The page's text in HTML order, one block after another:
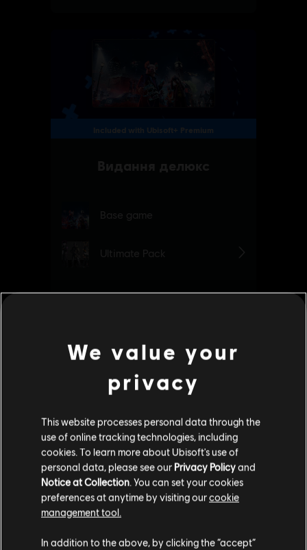
Additional content for Watch Dogs
LegionГадаємо, ваша країна —
Америки.
We value your
privacy
This website processes personal data through the
use of online tracking technologies, including
cookies. To learn more about Ubisoft's use of
personal data, please see our Privacy Policyand
Notice at Collection . You can set your cookies
preferences at anytime by visiting ourcookie
management tool.
In addition to the above, by clicking the “accept”